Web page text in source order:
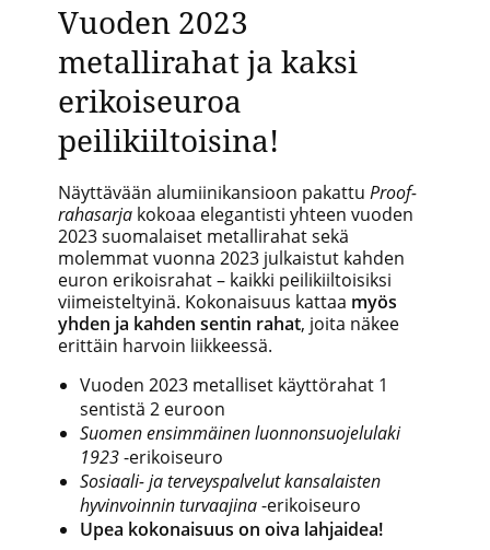
Vuoden 2023
metallirahat ja kaksi
erikoiseuroa
peilikiiltoisina!
Näyttävään alumiinikansioon pakattu Proof-
rahasarja kokoaa elegantisti yhteen vuoden
2023 suomalaiset metallirahat sekä
molemmat vuonna 2023 julkaistut kahden
euron erikoisrahat – kaikki peilikiiltoisiksi
viimeisteltyinä. Kokonaisuus kattaa myös
yhden ja kahden sentin rahat, joita näkee
erittäin harvoin liikkeessä.
Vuoden 2023 metalliset käyttörahat 1
sentistä 2 euroon
Suomen ensimmäinen luonnonsuojelulaki
1923-erikoiseuro
Sosiaali- ja terveyspalvelut kansalaisten
hyvinvoinnin turvaajina-erikoiseuro
Upea kokonaisuus on oiva lahjaidea!